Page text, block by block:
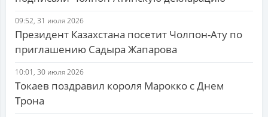
09:52, 31 июля 2026
Президент Казахстана посетит Чолпон-Ату по
приглашению Садыра Жапарова
10:01, 30 июля 2026
Токаев поздравил короля Марокко с Днем
Трона